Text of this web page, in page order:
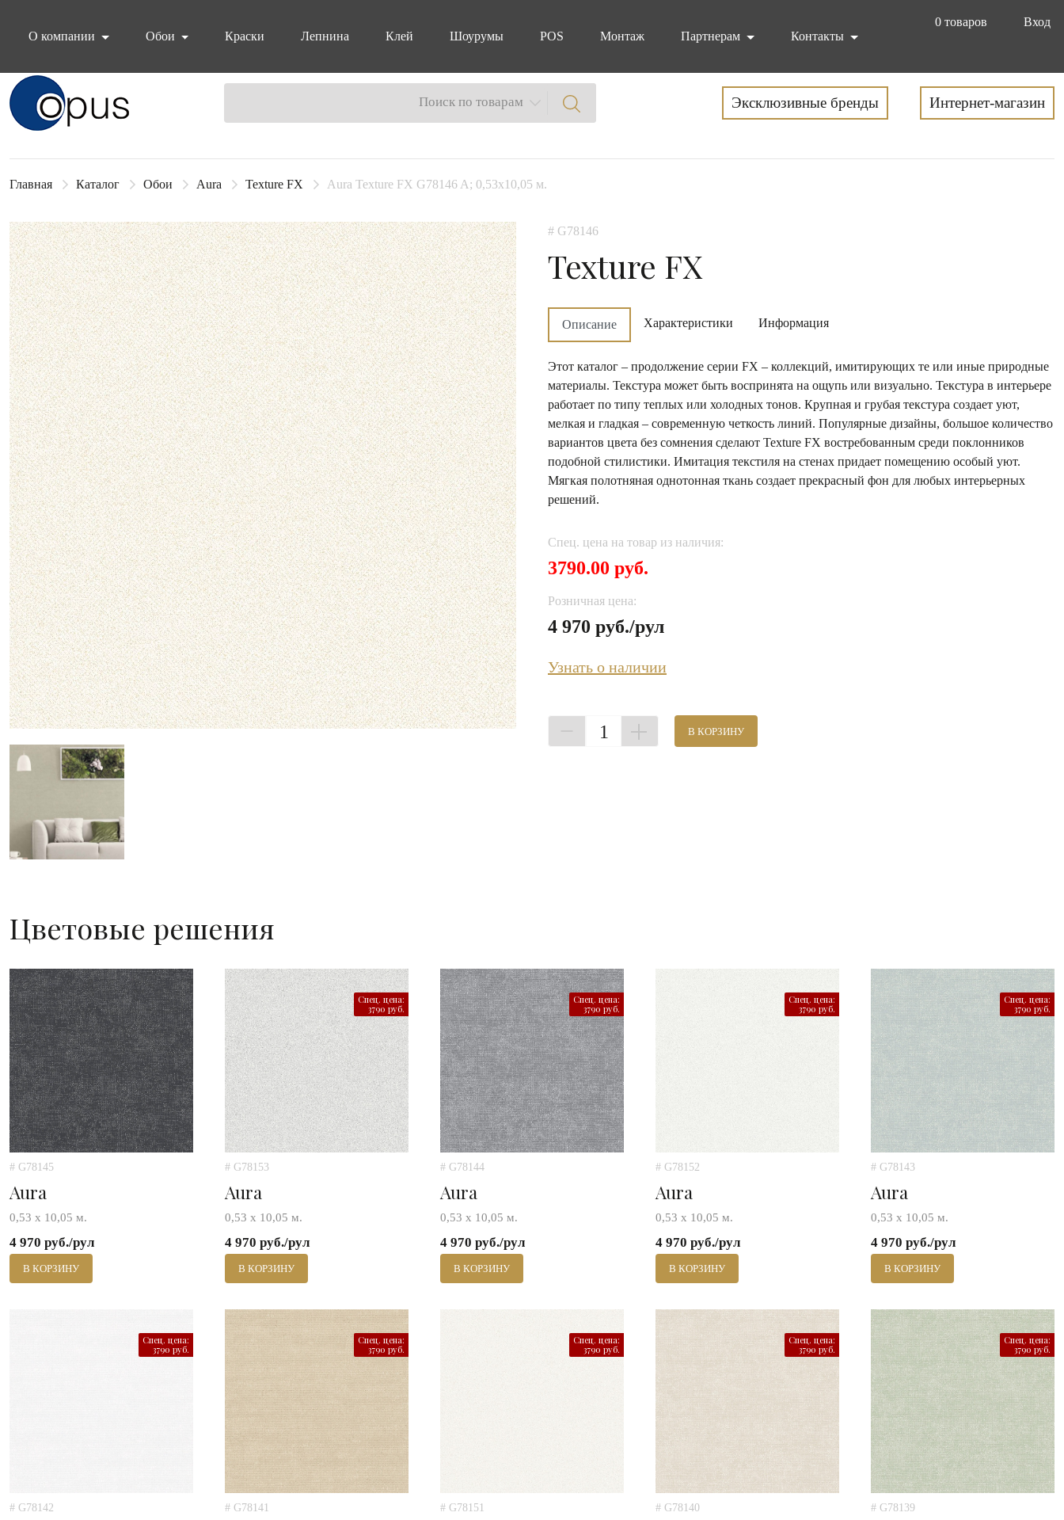
0 товаров
Вход
О компании
Обои Краски Лепнина Клей Шоурумы POS Монтаж Партнерам Контакты
Блок поиска Поиск по товарам Эксклюзивные бренды Интернет-магазин
Главная Каталог Обои Aura Texture FX Aura Texture FX G78146 A; 0,53х10,05 м.
# G78146
Texture FX
Описание Характеристики Информация
Этот каталог – продолжение серии FX – коллекций, имитирующих те или иные природные
материалы. Текстура может быть воспринята на ощупь или визуально. Текстура в интерьере
работает по типу теплых или холодных тонов. Крупная и грубая текстура создает уют,
мелкая и гладкая – современную четкость линий. Популярные дизайны, большое количество
вариантов цвета без сомнения сделают Texture FX востребованным среди поклонников
подобной стилистики. Имитация текстиля на стенах придает помещению особый уют.
Мягкая полотняная однотонная ткань создает прекрасный фон для любых интерьерных
решений.
Спец. цена на товар из наличия:
3790.00 руб.
Розничная цена:
4 970 руб./рул
Узнать о наличии
1 В КОРЗИНУ
Цветовые решения
# G78145
Aura
0,53 х 10,05 м.
4 970 руб./рул
В КОРЗИНУ
Спец. цена:
3790 руб.
# G78153
Aura
0,53 х 10,05 м.
4 970 руб./рул
В КОРЗИНУ
Спец. цена:
3790 руб.
# G78144
Aura
0,53 х 10,05 м.
4 970 руб./рул
В КОРЗИНУ
Спец. цена:
3790 руб.
# G78152
Aura
0,53 х 10,05 м.
4 970 руб./рул
В КОРЗИНУ
Спец. цена:
3790 руб.
# G78143
Aura
0,53 х 10,05 м.
4 970 руб./рул
В КОРЗИНУ
Спец. цена:
3790 руб.
# G78142
Спец. цена:
3790 руб.
# G78141
Спец. цена:
3790 руб.
# G78151
Спец. цена:
3790 руб.
# G78140
Спец. цена:
3790 руб.
# G78139